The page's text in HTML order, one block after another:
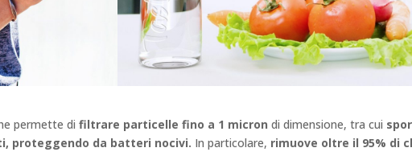
permette difiltrare particelle fino a 1 micron di dimensione, tra cui
proteggendo da batteri nocivi. In particolare, rimuove oltre il 95% di